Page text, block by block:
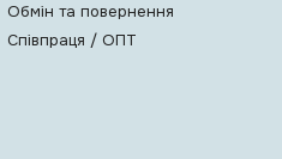
Обмін та повернення
Співпраця / ОПТ